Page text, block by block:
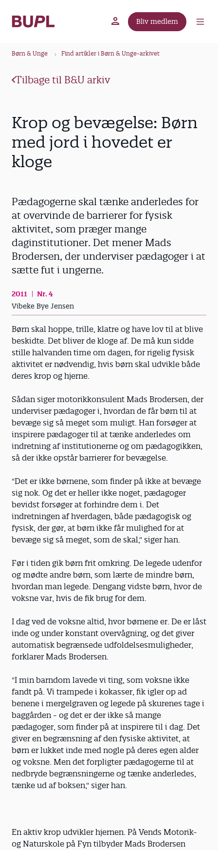
Bliv medlem
Børn & Unge Find artikler i Børn & Unge-arkivet
Tilbage til B&U arkiv
Krop og bevægelse: Børn
med jord i hovedet er
kloge
Pædagogerne skal tænke anderledes for
at overvinde de barrierer for fysisk
aktivitet, som præger mange
daginstitutioner. Det mener Mads
Brodersen, der underviser pædagoger i at
sætte fut i ungerne.
2011
Nr. 4
Vibeke Bye Jensen
Børn skal hoppe, trille, klatre og have lov til at blive
beskidte. Det bliver de kloge af. De må kun sidde
stille halvanden time om dagen, for rigelig fysisk
aktivitet er nødvendig, hvis børn skal udvikle både
deres krop og hjerne.
Sådan siger motorikkonsulent Mads Brodersen, der
underviser pædagoger i, hvordan de får børn til at
bevæge sig så meget som muligt. Han forsøger at
inspirere pædagoger til at tænke anderledes om
indretning af institutionerne og om pædagogikken,
så der ikke opstår barrierer for bevægelse.
"Det er ikke børnene, som finder på ikke at bevæge
sig nok. Og det er heller ikke noget, pædagoger
bevidst forsøger at forhindre dem i. Det
indretningen af hverdagen, både pædagogisk og
fysisk, der gør, at børn ikke får mulighed for at
bevæge sig så meget, som de skal," siger han.
Før i tiden gik børn frit omkring. De legede udenfor
og mødte andre børn, som lærte de mindre børn,
hvordan man legede. Dengang vidste børn, hvor de
voksne var, hvis de fik brug for dem.
I dag ved de voksne altid, hvor børnene er. De er låst
inde og under konstant overvågning, og det giver
automatisk begrænsede udfoldelsesmuligheder,
forklarer Mads Brodersen.
"I min barndom lavede vi ting, som voksne ikke
fandt på. Vi trampede i kokasser, fik igler op ad
benene i mergelgraven og legede på skurenes tage i
baggården - og det er der ikke så mange
pædagoger, som finder på at inspirere til i dag. Det
giver en begrænsning af den fysiske aktivitet, at
børn er lukket inde med nogle på deres egen alder
og voksne. Men det forpligter pædagogerne til at
nedbryde begrænsningerne og tænke anderledes,
tænke ud af boksen," siger han.
En aktiv krop udvikler hjernen. På Vends Motorik-
og Naturskole på Fyn tilbyder Mads Brodersen